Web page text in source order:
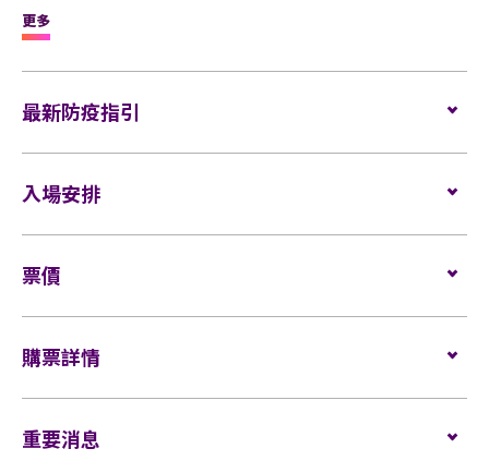
這是阿Lam第一次於亞洲國際博覽館開唱，
更多
最新防疫指引
入場安排
場館鼓勵觀眾盡量避免攜帶手提袋/背包入場。沒有手
提袋/背包的觀眾，可經特快通道進入場館。
​票價
無障礙通道座位: $680
購票詳情
www.cityline.com
重要消息